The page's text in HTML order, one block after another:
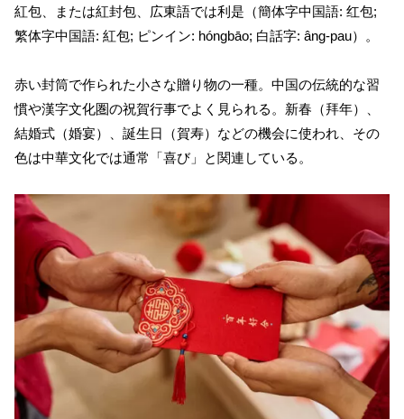
紅包、または紅封包、広東語では利是（簡体字中国語: 红包;
繁体字中国語: 紅包; ピンイン: hóngbāo; 白話字: âng-pau）。
赤い封筒で作られた小さな贈り物の一種。中国の伝統的な習
慣や漢字文化圏の祝賀行事でよく見られる。新春（拜年）、
結婚式（婚宴）、誕生日（賀寿）などの機会に使われ、その
色は中華文化では通常「喜び」と関連している。